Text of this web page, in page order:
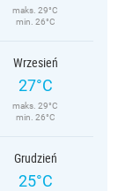
maks. 29°C
min. 26°C
Wrzesień
27°C
maks. 29°C
min. 26°C
Grudzień
25°C